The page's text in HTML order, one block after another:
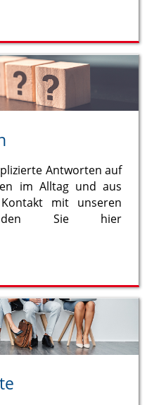
Antworten auf
im Alltag und aus
mit unseren
Sie hier